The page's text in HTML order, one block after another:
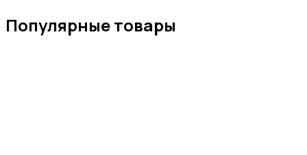
Популярные товары